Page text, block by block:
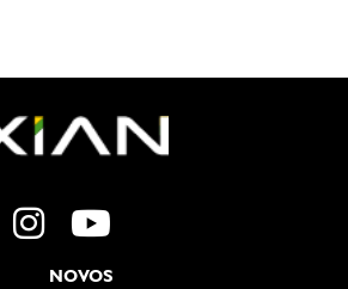
NOVOS